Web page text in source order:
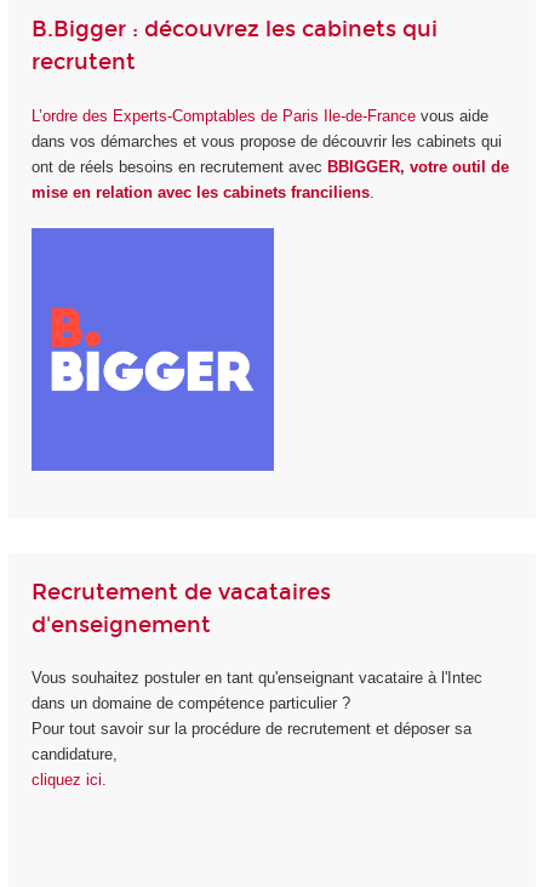
B.Bigger : découvrez les cabinets qui
recrutent
L’ordre des Experts-Comptables de Paris Ile-de-Francevous aide
dans vos démarches et vous propose de découvrir les cabinets qui
ont de réels besoins en recrutement avec BBIGGER, votre outil de
mise en relation avec les cabinets franciliens.
Recrutement de vacataires
d'enseignement
Vous souhaitez postuler en tant qu'enseignant vacataire à l'Intec
dans un domaine de compétence particulier ?
Pour tout savoir sur la procédure de recrutement et déposer sa
candidature,
cliquez ici.